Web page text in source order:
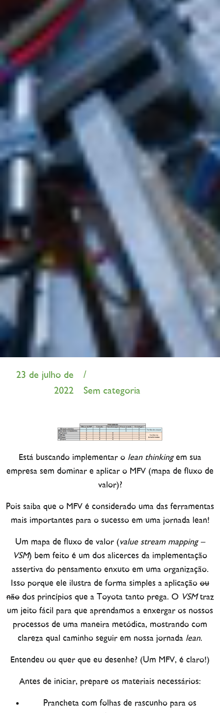
23 de julho de
2022
/
Sem categoria
Está buscando implementar o lean thinkingem sua
empresa sem dominar e aplicar o MFV (mapa de fluxo de
valor)?
Pois saiba que o MFV é considerado uma das ferramentas
mais importantes para o sucesso em uma jornada lean!
Um mapa de fluxo de valor (value stream mapping –
VSM) bem feito é um dos alicerces da implementação
assertiva do pensamento enxuto em uma organização.
Isso porque ele ilustra de forma simples a aplicação ou
nãodos princípios que a Toyota tanto prega. O VSMtraz
um jeito fácil para que aprendamos a enxergar os nossos
processos de uma maneira metódica, mostrando com
clareza qual caminho seguir em nossa jornada lean.
Entendeu ou quer que eu desenhe? (Um MFV, é claro!)
Antes de iniciar, prepare os materiais necessários:
Prancheta com folhas de rascunho para os